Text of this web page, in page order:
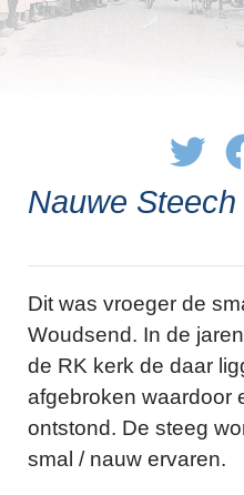
Nauwe Steech
Dit was vroeger de
Woudsend. In de
de RK kerk de daar
afgebroken waardoor
ontstond. De steeg
smal / nauw ervaren.